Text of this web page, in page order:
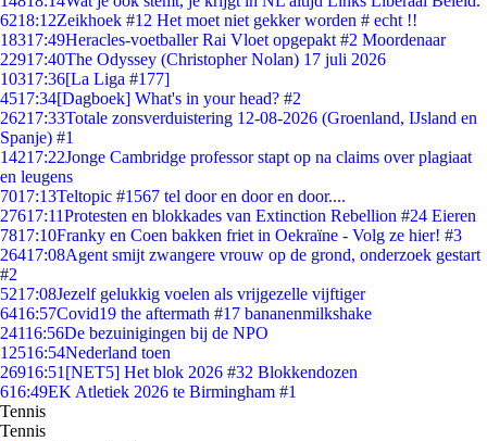
6218:12Zeikhoek #12 Het moet niet gekker worden # echt !!
18317:49Heracles-voetballer Rai Vloet opgepakt #2 Moordenaar
22917:40The Odyssey (Christopher Nolan) 17 juli 2026
10317:36[La Liga #177]
4517:34[Dagboek] What's in your head? #2
26217:33Totale zonsverduistering 12-08-2026 (Groenland, IJsland en
Spanje) #1
14217:22Jonge Cambridge professor stapt op na claims over plagiaat
en leugens
7017:13Teltopic #1567 tel door en door en door....
27617:11Protesten en blokkades van Extinction Rebellion #24 Eieren
7817:10Franky en Coen bakken friet in Oekraïne - Volg ze hier! #3
26417:08Agent smijt zwangere vrouw op de grond, onderzoek gestart
#2
5217:08Jezelf gelukkig voelen als vrijgezelle vijftiger
6416:57Covid19 the aftermath #17 bananenmilkshake
24116:56De bezuinigingen bij de NPO
12516:54Nederland toen
26916:51 [NET5] Het blok 2026 #32 Blokkendozen
616:49EK Atletiek 2026 te Birmingham #1
Tennis
Tennis